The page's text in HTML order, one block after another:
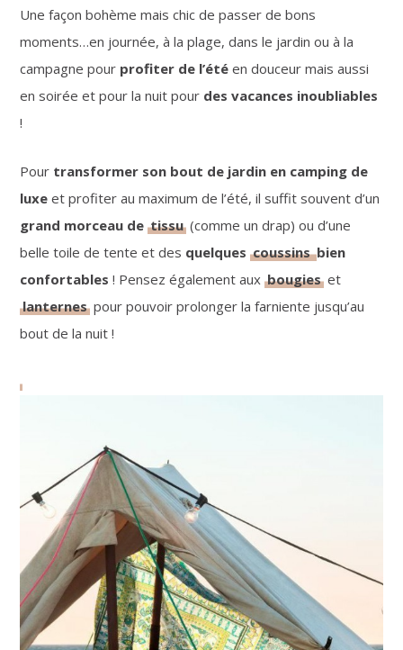
Une façon bohème mais chic de passer de bons
moments…en journée, à la plage, dans le jardin ou à la
campagne pour profiter de l’été en douceur mais aussi
en soirée et pour la nuit pour des vacances inoubliables
!
Pour transformer son bout de jardin en camping de
luxe et profiter au maximum de l’été, il suffit souvent d’un
grand morceau detissu (comme un drap) ou d’une
belle toile de tente et des quelquescoussinsbien
confortables ! Pensez également auxbougies et
lanternes pour pouvoir prolonger la farniente jusqu’au
bout de la nuit !